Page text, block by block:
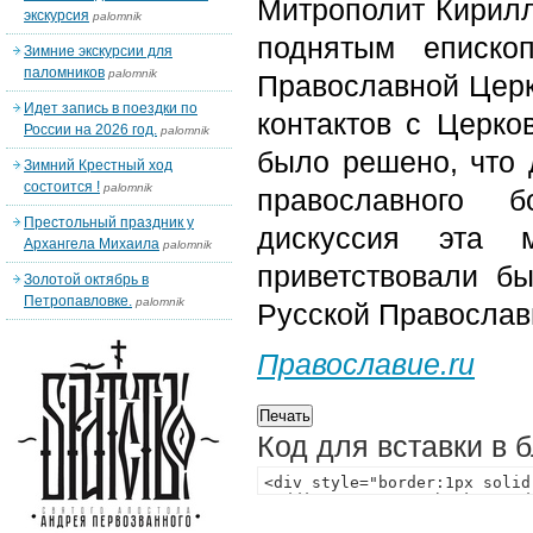
Митрополит
поднятым
Православной
контактов с
было решено, что
православного
дискуссия
приветствовали
Русской
Православие.ru
Код для вставки в
экскурсия palomnik
Зимние экскурсии для
паломников palomnik
Идет запись в поездки по
России на 2026 год. palomnik
Зимний Крестный ход
состоится ! palomnik
Престольный праздник у
Архангела Михаила palomnik
Золотой октябрь в
Петропавловке. palomnik